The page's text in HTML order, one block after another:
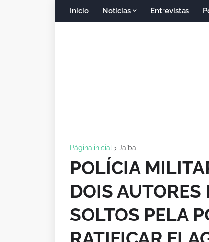
Início Notícias Entrevistas
Página inicial Jaíba
POLÍCIA
DOIS AUTORES
SOLTOS PELA